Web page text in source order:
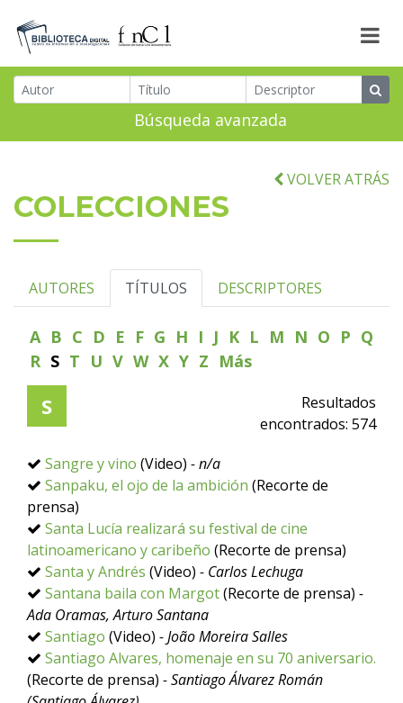
Búsqueda avanzada
VOLVER ATRÁS
COLECCIONES
AUTORES TÍTULOS DESCRIPTORES
A B C D E F G H I J K L M N O P Q
R S T U V W X Y Z Más
S
Resultados
encontrados: 574
Sangre y vino (Video) - n/a
Sanpaku, el ojo de la ambición (Recorte de
prensa)
Santa Lucía realizará su festival de cine
latinoamericano y caribeño (Recorte de prensa)
Santa y Andrés (Video) - Carlos Lechuga
Santana baila con Margot(Recorte de prensa) -
Ada Oramas, Arturo Santana
Santiago (Video) - João Moreira Salles
Santiago Alvares, homenaje en su 70 aniversario.
(Recorte de prensa) - Santiago Álvarez Román